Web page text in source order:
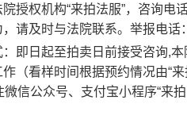
授权机构“来拍法服”，咨询电
请及时与法院联系。举报电话
即日起至拍卖日前接受咨询,本
（看样时间根据预约情况由“
信公众号、支付宝小程序“来